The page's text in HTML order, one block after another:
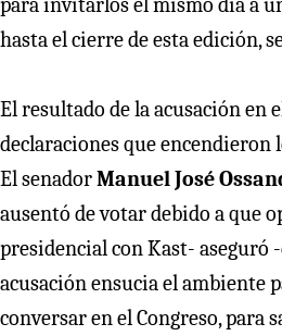
hasta el cierre de esta edición,
El resultado de la acusación en
declaraciones que encendieron
El senadorManuel José
ausentó de votar debido a que
presidencial con Kast- aseguró
acusación ensucia el ambiente
conversar en el Congreso, para